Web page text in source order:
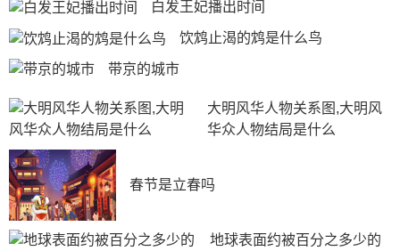
白发王妃播出时间
饮鸩止渴的鸩是什么鸟
带京的城市
大明风华人物关系图,大明风
华众人物结局是什么
春节是立春吗
地球表面约被百分之多少的